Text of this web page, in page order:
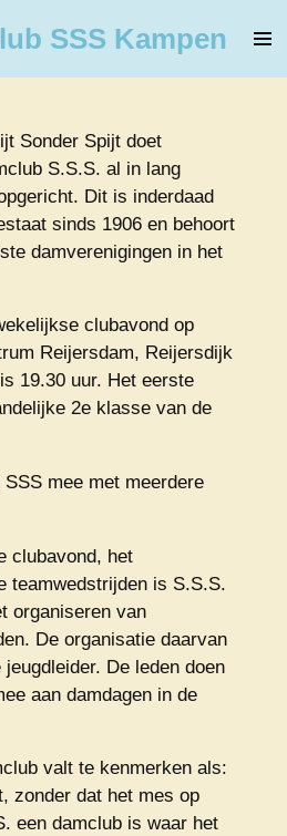
SSS Kampen
Sonder Spijt doet
S.S.S. al in lang
Dit is inderdaad
sinds 1906 en behoort
damverenigingen in het
clubavond op
Reijersdam, Reijersdijk
19.30 uur. Het eerste
2e klasse van de
mee met meerdere
clubavond, het
teamwedstrijden is S.S.S.
organiseren van
De organisatie daarvan
De leden doen
aan damdagen in de
valt te kenmerken als:
zonder dat het mes op
een damclub is waar het